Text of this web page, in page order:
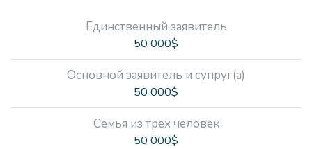
Единственный заявитель
50 000$
Основной заявитель и супруг(а)
50 000$
Семья из трёх человек
50 000$